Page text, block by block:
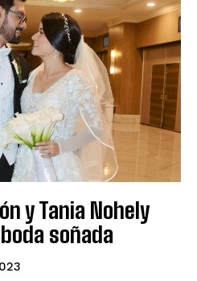
y Tania Nohely
soñada